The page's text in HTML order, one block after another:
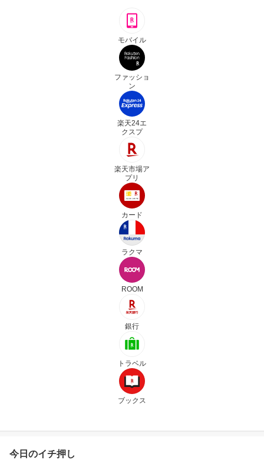
モバイル
ファッショ
ン
楽天24エ
クスプ
楽天市場ア
プリ
カード
ラクマ
ROOM
銀行
トラベル
ブックス
今日のイチ押し